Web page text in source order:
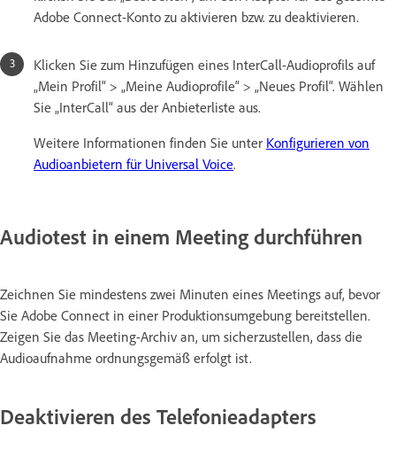
Adobe Connect-Konto zu aktivieren bzw. zu deaktivieren.
Klicken Sie zum Hinzufügen eines InterCall-Audioprofils auf
„Mein Profil“ > „Meine Audioprofile“ > „Neues Profil“. Wählen
Sie „InterCall“ aus der Anbieterliste aus.
Weitere Informationen finden Sie unter Konfigurieren von
Audioanbietern für Universal Voice.
Audiotest in einem Meeting durchführen
Zeichnen Sie mindestens zwei Minuten eines Meetings auf, bevor
Sie Adobe Connect in einer Produktionsumgebung bereitstellen.
Zeigen Sie das Meeting-Archiv an, um sicherzustellen, dass die
Audioaufnahme ordnungsgemäß erfolgt ist.
Deaktivieren des Telefonieadapters